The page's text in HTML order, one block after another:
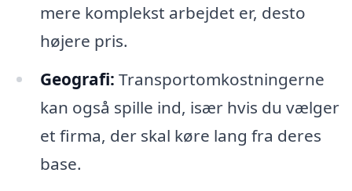
mere komplekst arbejdet er, desto
højere pris.
Geografi: Transportomkostningerne
kan også spille ind, især hvis du vælger
et firma, der skal køre lang fra deres
base.